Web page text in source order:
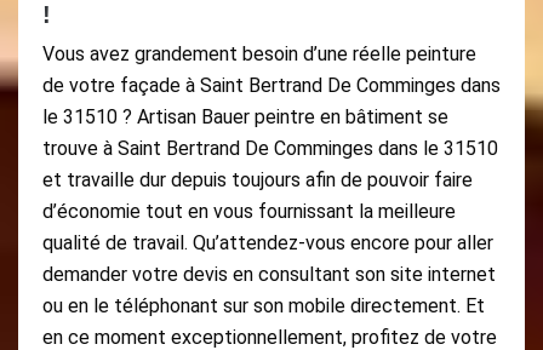
!
Vous avez grandement besoin d’une réelle peinture
de votre façade à Saint Bertrand De Comminges dans
le 31510 ? Artisan Bauer peintre en bâtiment se
trouve à Saint Bertrand De Comminges dans le 31510
et travaille dur depuis toujours afin de pouvoir faire
d’économie tout en vous fournissant la meilleure
qualité de travail. Qu’attendez-vous encore pour aller
demander votre devis en consultant son site internet
ou en le téléphonant sur son mobile directement. Et
en ce moment exceptionnellement, profitez de votre